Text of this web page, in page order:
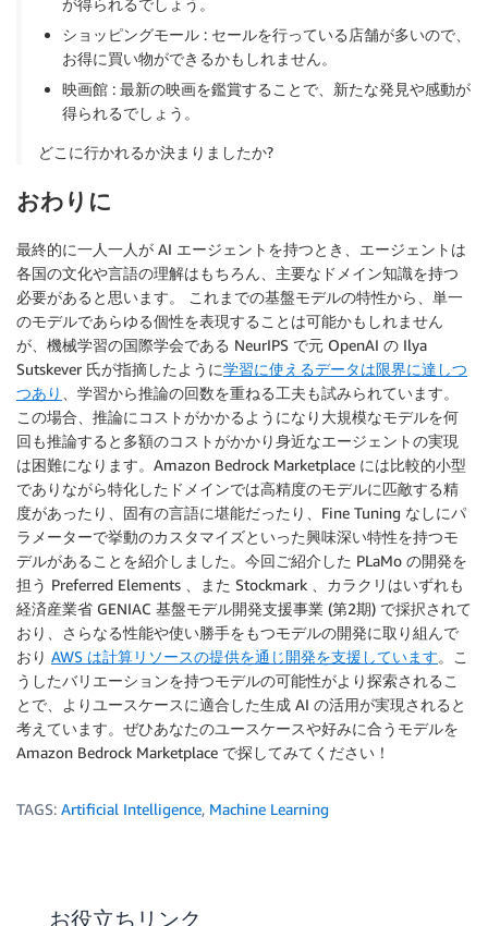
ショッピングモール : セールを行っている店舗が多いので、
お得に買い物ができるかもしれません。
映画館 : 最新の映画を鑑賞することで、新たな発見や感動が
得られるでしょう。
どこに行かれるか決まりましたか?
おわりに
最終的に一人一人が AI エージェントを持つとき、エージェントは
各国の文化や言語の理解はもちろん、主要なドメイン知識を持つ
必要があると思います。 これまでの基盤モデルの特性から、単一
のモデルであらゆる個性を表現することは可能かもしれません
が、機械学習の国際学会である NeurIPS で元 OpenAI の Ilya
Sutskever 氏が指摘したように学習に使えるデータは限界に達しつ
つあり
、学習から推論の回数を重ねる工夫も試みられています。
この場合、推論にコストがかかるようになり大規模なモデルを何
回も推論すると多額のコストがかかり身近なエージェントの実現
は困難になります。Amazon Bedrock Marketplace には比較的小型
でありながら特化したドメインでは高精度のモデルに匹敵する精
度があったり、固有の言語に堪能だったり、Fine Tuning なしにパ
ラメーターで挙動のカスタマイズといった興味深い特性を持つモ
デルがあることを紹介しました。今回ご紹介した PLaMo の開発を
担う Preferred Elements 、また Stockmark 、カラクリはいずれも
経済産業省 GENIAC 基盤モデル開発支援事業 (第2期) で採択されて
おり、さらなる性能や使い勝手をもつモデルの開発に取り組んで
おり AWS は計算リソースの提供を通じ開発を支援しています。こ
うしたバリエーションを持つモデルの可能性がより探索されるこ
とで、よりユースケースに適合した生成 AI の活用が実現されると
考えています。ぜひあなたのユースケースや好みに合うモデルを
Amazon Bedrock Marketplace で探してみてください！
TAGS: Artificial Intelligence, Machine Learning
お役立ちリンク